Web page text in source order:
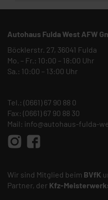
Autohaus Fulda West AFW
Böcklerstr. 27, 36041 Fulda
Mo. – Fr.: 10:00 – 18:00 Uhr
Sa.: 10:00 – 13:00 Uhr
Tel.: (0661) 67 90 88 0
Fax: (0661) 67 90 88 30
Mail: info@autohaus-fulda-
Wir sind Mitglied beim BVfK
Partner, der Kfz-